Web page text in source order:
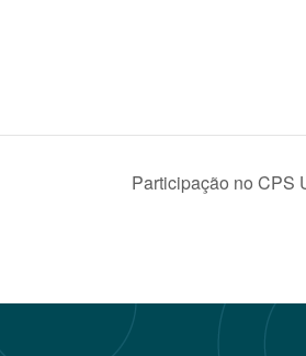
Participação no CPS